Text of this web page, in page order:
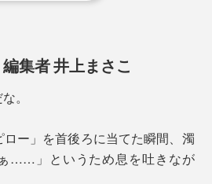
集者 井上まさこ
。
ロー」を首後ろに当てた瞬間、濁
……」というため息を吐きなが